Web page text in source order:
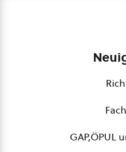
GAP,ÖPUL